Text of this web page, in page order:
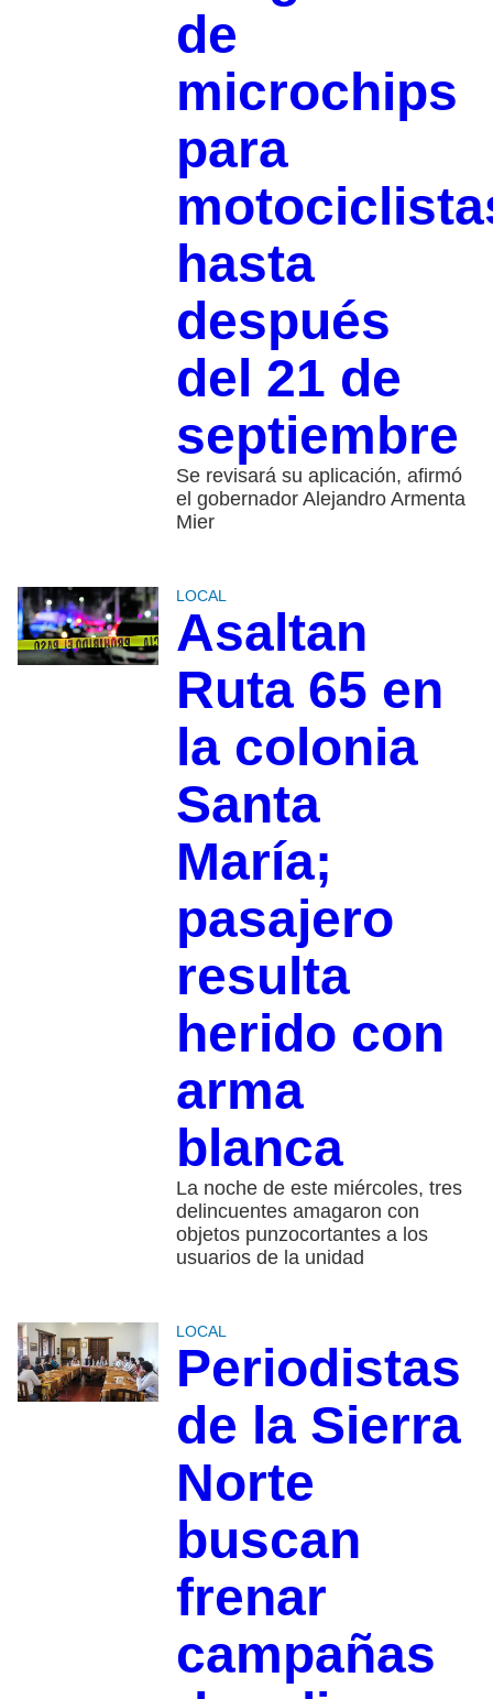
de
microchips
para
hasta
después
del 21 de
septiembre
Se revisará su aplicación, afirmó
el gobernador Alejandro Armenta
Mier
LOCAL
Asaltan
Ruta 65 en
la colonia
Santa
María;
pasajero
resulta
herido con
arma
blanca
La noche de este miércoles, tres
delincuentes amagaron con
objetos punzocortantes a los
usuarios de la unidad
LOCAL
Periodistas
de la Sierra
Norte
buscan
frenar
campañas